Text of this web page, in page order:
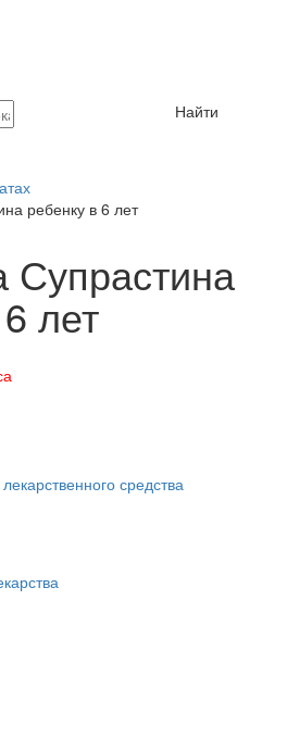
Найти
ребенку в 6 лет
Супрастина
лет
средства